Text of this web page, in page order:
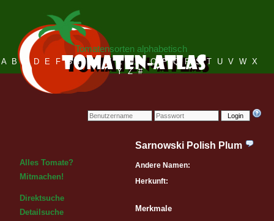
Login
Tomatensorten alphabetisch
A B C D E F G H I J K L M N O P Q R S T U V W X
Y Z #
Alles Tomate?
Mitmachen!
Direktsuche
Detailsuche
Sarnowski Polish Plum
Andere Namen:
Herkunft:
Merkmale